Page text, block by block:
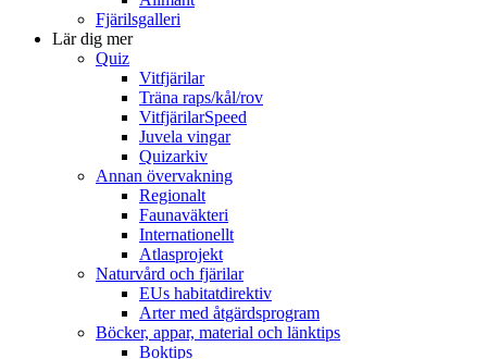
Fjärilsgalleri
Lär dig mer
Quiz
Vitfjärilar
Träna raps/kål/rov
VitfjärilarSpeed
Juvela vingar
Quizarkiv
Annan övervakning
Regionalt
Faunaväkteri
Internationellt
Atlasprojekt
Naturvård och fjärilar
EUs habitatdirektiv
Arter med åtgärdsprogram
Böcker, appar, material och länktips
Boktips